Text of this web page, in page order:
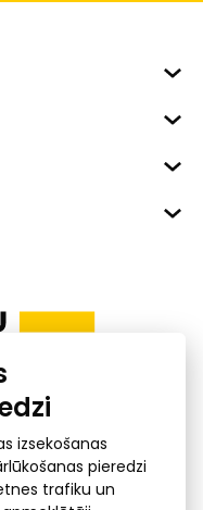
izsekošanas
pieredzi
trafiku un